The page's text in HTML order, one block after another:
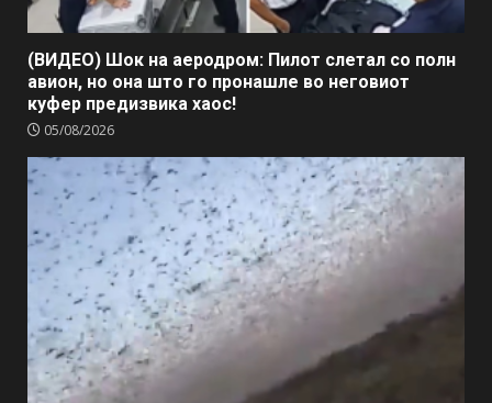
(ВИДЕО) Шок на аеродром: Пилот слетал со полн
авион, но она што го пронашле во неговиот
куфер предизвика хаос!
05/08/2026